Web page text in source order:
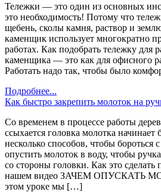
Тележки — это один из основных
это необходимость! Потому что
щебень, сколы камня, раствор и
каменщик использует многократно
работах. Как подобрать тележку для
каменщика — это как для офисного
Работать надо так, чтобы было
Подробнее...
Как быстро закрепить молоток на
Со временем в процессе работы
ссыхается головка молотка начинает
несколько способов, чтобы
опустить молоток в воду, чтобы
со стороны головки. Как это сделать
нашем видео ЗАЧЕМ ОПУСКАТЬ
этом уроке мы […]